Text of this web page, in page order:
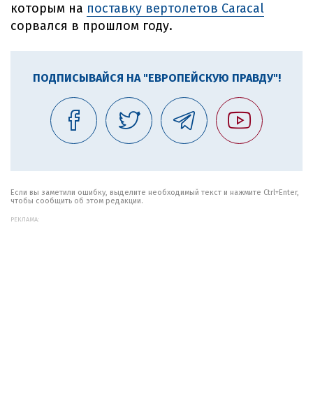
которым на поставку вертолетов Сaracal
сорвался в прошлом году.
ПОДПИСЫВАЙСЯ НА "ЕВРОПЕЙСКУЮ ПРАВДУ"!
Если вы заметили ошибку, выделите необходимый текст и нажмите Ctrl+Enter,
чтобы сообщить об этом редакции.
РЕКЛАМА: